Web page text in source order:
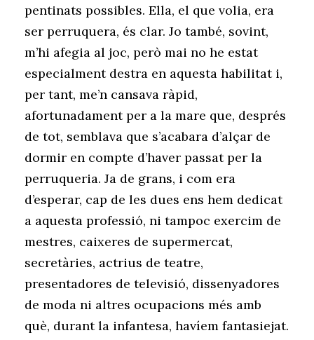
pentinats possibles. Ella, el que volia, era
ser perruquera, és clar. Jo també, sovint,
m’hi afegia al joc, però mai no he estat
especialment destra en aquesta habilitat i,
per tant, me’n cansava ràpid,
afortunadament per a la mare que, després
de tot, semblava que s’acabara d’alçar de
dormir en compte d’haver passat per la
perruqueria. Ja de grans, i com era
d’esperar, cap de les dues ens hem dedicat
a aquesta professió, ni tampoc exercim de
mestres, caixeres de supermercat,
secretàries, actrius de teatre,
presentadores de televisió, dissenyadores
de moda ni altres ocupacions més amb
què, durant la infantesa, havíem fantasiejat.